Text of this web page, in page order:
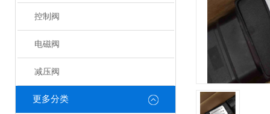
控制阀
电磁阀
减压阀
更多分类